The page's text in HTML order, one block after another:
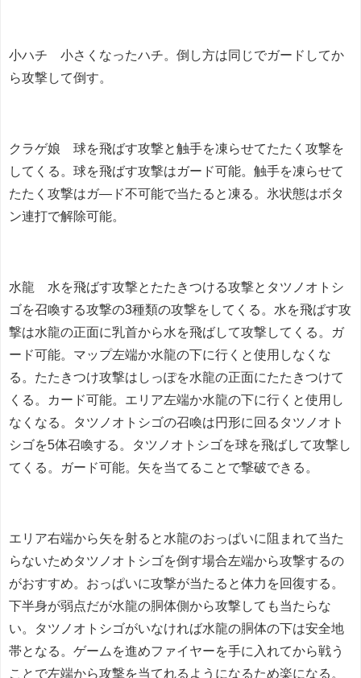
小ハチ 小さくなったハチ。倒し方は同じでガードしてか
ら攻撃して倒す。
クラゲ娘 球を飛ばす攻撃と触手を凍らせてたたく攻撃を
してくる。球を飛ばす攻撃はガード可能。触手を凍らせて
たたく攻撃はガ―ド不可能で当たると凍る。氷状態はボタ
ン連打で解除可能。
水龍 水を飛ばす攻撃とたたきつける攻撃とタツノオトシ
ゴを召喚する攻撃の3種類の攻撃をしてくる。水を飛ばす攻
撃は水龍の正面に乳首から水を飛ばして攻撃してくる。ガ
ード可能。マップ左端か水龍の下に行くと使用しなくな
る。たたきつけ攻撃はしっぽを水龍の正面にたたきつけて
くる。カード可能。エリア左端か水龍の下に行くと使用し
なくなる。タツノオトシゴの召喚は円形に回るタツノオト
シゴを5体召喚する。タツノオトシゴを球を飛ばして攻撃し
てくる。ガード可能。矢を当てることで撃破できる。
エリア右端から矢を射ると水龍のおっぱいに阻まれて当た
らないためタツノオトシゴを倒す場合左端から攻撃するの
がおすすめ。おっぱいに攻撃が当たると体力を回復する。
下半身が弱点だが水龍の胴体側から攻撃しても当たらな
い。タツノオトシゴがいなければ水龍の胴体の下は安全地
帯となる。ゲームを進めファイヤーを手に入れてから戦う
ことで左端から攻撃を当てれるようになるため楽になる。